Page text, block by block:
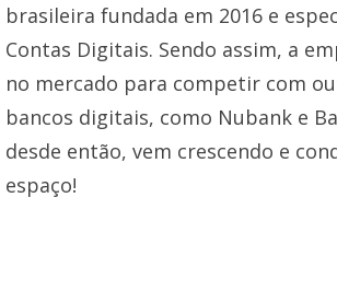
brasileira fundada em 2016 e
Contas Digitais. Sendo assim, a
no mercado para competir com
bancos digitais, como Nubank e
desde então, vem crescendo e
espaço!